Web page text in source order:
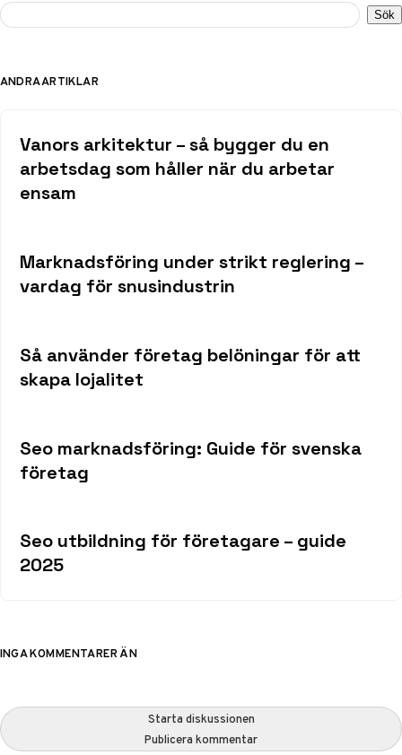
Sök
ANDRA ARTIKLAR
Vanors arkitektur – så bygger du en
arbetsdag som håller när du arbetar
ensam
Marknadsföring under strikt reglering –
vardag för snusindustrin
Så använder företag belöningar för att
skapa lojalitet
Seo marknadsföring: Guide för svenska
företag
Seo utbildning för företagare – guide
2025
INGA KOMMENTARER ÄN
Starta diskussionen
Publicera kommentar